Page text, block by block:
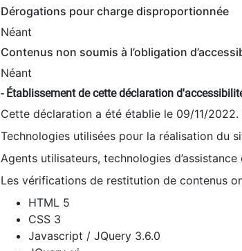
Dérogations pour charge disproportionnée
Néant
Contenus non soumis à l’obligation
Néant
- Établissement de cette déclaration
Cette déclaration a été établie le 09/11/
Technologies utilisées pour la réalisation du
Agents utilisateurs, technologies
Les vérifications de restitution de contenus
HTML 5
CSS 3
Javascript / JQuery 3.6.0